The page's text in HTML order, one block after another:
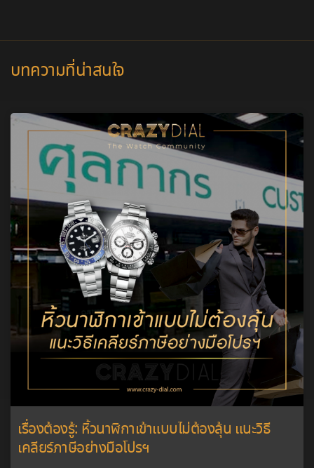
บทความที่น่าสนใจ
เรื่องต้องรู้: หิ้วนาฬิกาเข้าแบบไม่ต้องลุ้น แนะวิธี
เคลียร์ภาษีอย่างมือโปรฯ